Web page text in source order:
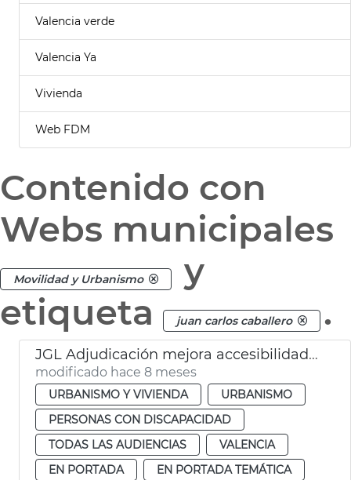
Valencia verde
Valencia Ya
Vivienda
Web FDM
Contenido con
Webs municipales
Movilidad y Urbanismo
y
etiqueta
juan carlos caballero .
JGL Adjudicación mejora accesibilidad aceras
modificado hace 8 meses
URBANISMO Y VIVIENDA
URBANISMO
PERSONAS CON DISCAPACIDAD
TODAS LAS AUDIENCIAS
VALENCIA
EN PORTADA
EN PORTADA TEMÁTICA